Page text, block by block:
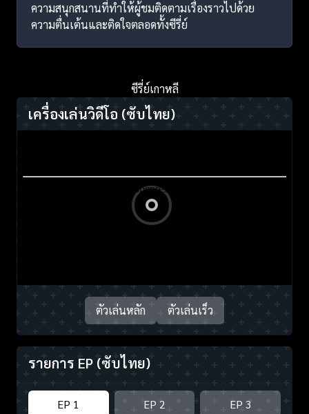
ความสนุกสนานที่ทำให้ผู้ชมติดตามเรื่องราวไปด้วย
ความตื่นเต้นและติดใจตลอดทั้งซีรี่ย์
ซีรี่ย์เกาหลี
เครื่องเล่นวิดีโอ (ซับไทย)
ตัวเล่นหลัก ตัวเล่นเร็ว
รายการ EP (ซับไทย)
EP 1 EP 2 EP 3